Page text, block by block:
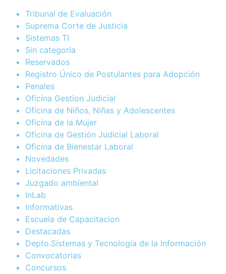
Tribunal de Evaluación
Suprema Corte de Justicia
Sistemas TI
Sin categoría
Reservados
Registro Único de Postulantes para Adopción
Penales
Oficina Gestion Judicial
Oficina de Niños, Niñas y Adolescentes
Oficina de la Mujer
Oficina de Gestión Judicial Laboral
Oficina de Bienestar Laboral
Novedades
Licitaciones Privadas
Juzgado ambiental
InLab
Informativas
Escuela de Capacitacion
Destacadas
Depto.Sistemas y Tecnología de la Información
Convocatorias
Concursos